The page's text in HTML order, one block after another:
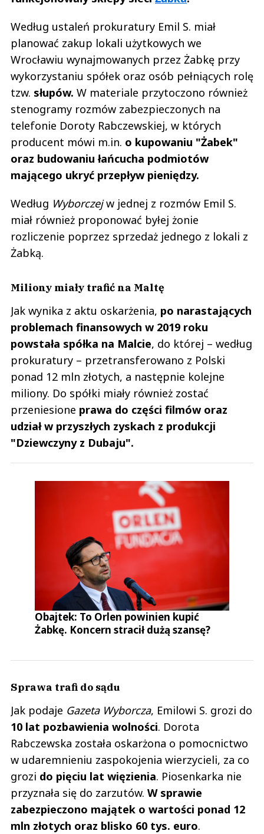
Według ustaleń prokuratury Emil S. miał
planować zakup lokali użytkowych we
Wrocławiu wynajmowanych przez Żabkę przy
wykorzystaniu spółek oraz osób pełniących rolę
tzw. słupów. W materiale przytoczono również
stenogramy rozmów zabezpieczonych na
telefonie Doroty Rabczewskiej, w których
producent mówi m.in. o kupowaniu "Żabek"
oraz budowaniu łańcucha podmiotów
mającego ukryć przepływ pieniędzy.
Według Wyborczejw jednej z rozmów Emil S.
miał również proponować byłej żonie
rozliczenie poprzez sprzedaż jednego z lokali z
Żabką.
Miliony miały trafić na Maltę
Jak wynika z aktu oskarżenia, po narastających
problemach finansowych w 2019 roku
powstała spółka na Malcie, do której – według
prokuratury – przetransferowano z Polski
ponad 12 mln złotych, a następnie kolejne
miliony. Do spółki miały również zostać
przeniesione prawa do części filmów oraz
udział w przyszłych zyskach z produkcji
"Dziewczyny z Dubaju".
Obajtek: To Orlen powinien kupić
Żabkę. Koncern stracił dużą szansę?
Sprawa trafi do sądu
Jak podaje Gazeta Wyborcza, Emilowi S. grozi do
10 lat pozbawienia wolności. Dorota
Rabczewska została oskarżona o pomocnictwo
w udaremnieniu zaspokojenia wierzycieli, za co
grozi do pięciu lat więzienia. Piosenkarka nie
przyznała się do zarzutów. W sprawie
zabezpieczono majątek o wartości ponad 12
mln złotych oraz blisko 60 tys. euro.